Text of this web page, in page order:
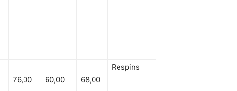
76,00 60,00 68,00
Respins